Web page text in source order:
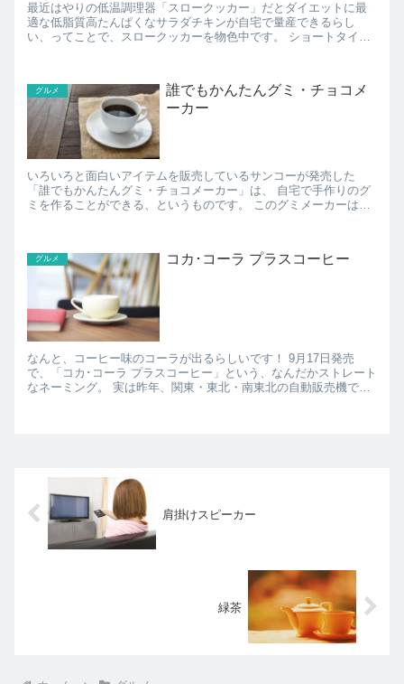
最近はやりの低温調理器「スロークッカー」だとダイエットに最
適な低脂質高たんぱくなサラダチキンが自宅で量産できるらし
い、ってことで、スロークッカーを物色中です。 ショートタイプ
グルメ
誰でもかんたんグミ・チョコメ
ーカー
いろいろと面白いアイテムを販売しているサンコーが発売した
「誰でもかんたんグミ・チョコメーカー」は、 自宅で手作りのグ
ミを作ることができる、というものです。 このグミメーカーは、
グルメ コカ･コーラ プラスコーヒー
なんと、コーヒー味のコーラが出るらしいです！ 9月17日発売
で、「コカ･コーラ プラスコーヒー」という、なんだかストレート
なネーミング。 実は昨年、関東・東北・南東北の自動販売機で限
肩掛けスピーカー
緑茶